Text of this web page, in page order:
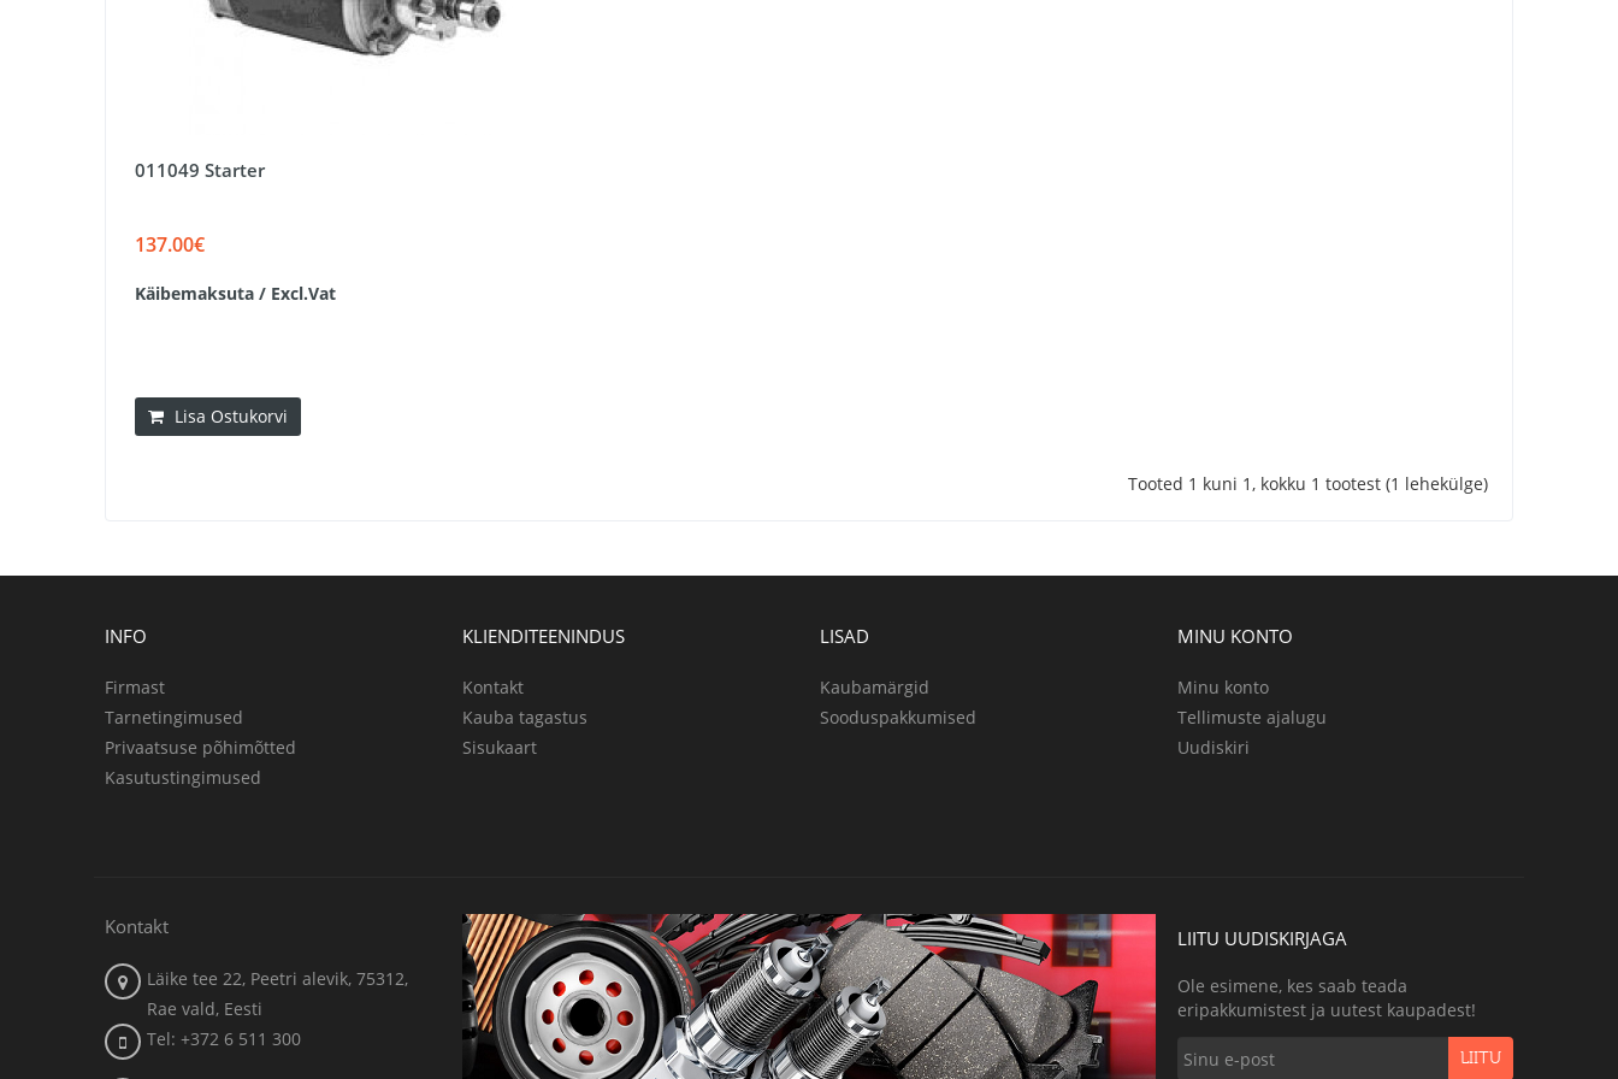
011049 Starter
137.00€
Käibemaksuta / Excl.Vat
Lisa Ostukorvi
Tooted 1 kuni 1, kokku 1 tootest (1 lehekülge)
INFO
Firmast
Tarnetingimused
Privaatsuse põhimõtted
Kasutustingimused
KLIENDITEENINDUS
Kontakt
Kauba tagastus
Sisukaart
LISAD
Kaubamärgid
Sooduspakkumised
MINU KONTO
Minu konto
Tellimuste ajalugu
Uudiskiri
Kontakt
Läike tee 22, Peetri alevik, 75312,
Rae vald, Eesti
Tel: +372 6 511 300
LIITU UUDISKIRJAGA
Ole esimene, kes saab teada
eripakkumistest ja uutest kaupadest!
LIITU